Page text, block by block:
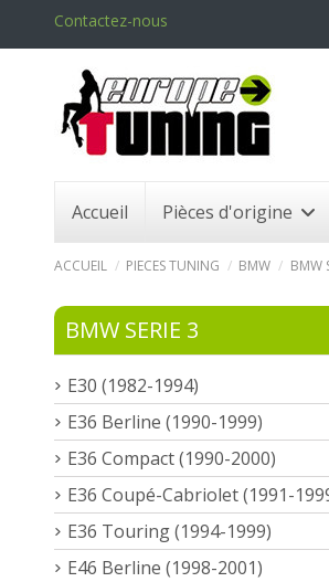
Contactez-nous
Accueil Pièces d'origine
ACCUEIL PIECES TUNING BMW BMW
BMW SERIE 3
E30 (1982-1994)
E36 Berline (1990-1999)
E36 Compact (1990-2000)
E36 Coupé-Cabriolet (1991-
E36 Touring (1994-1999)
E46 Berline (1998-2001)